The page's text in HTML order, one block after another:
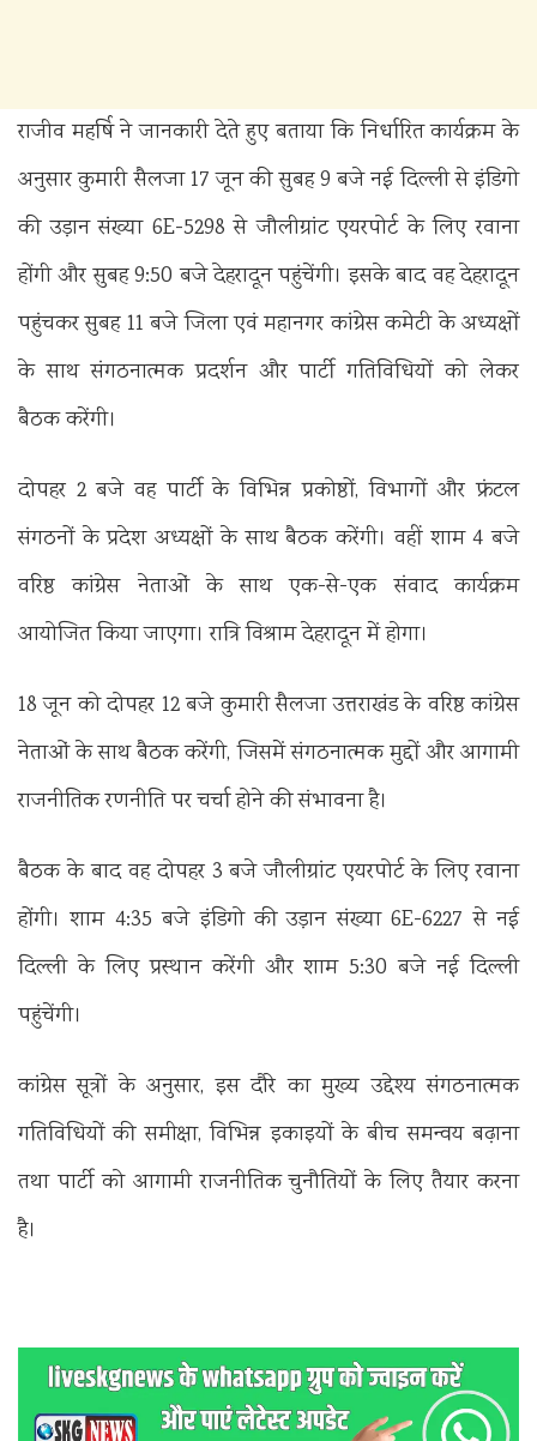
राजीव महर्षि ने जानकारी देते हुए बताया कि निर्धारित कार्यक्रम के
अनुसार कुमारी सैलजा 17 जून की सुबह 9 बजे नई दिल्ली से इंडिगो
की उड़ान संख्या 6E-5298 से जौलीग्रांट एयरपोर्ट के लिए रवाना
होंगी और सुबह 9:50 बजे देहरादून पहुंचेंगी। इसके बाद वह देहरादून
पहुंचकर सुबह 11 बजे जिला एवं महानगर कांग्रेस कमेटी के अध्यक्षों
के साथ संगठनात्मक प्रदर्शन और पार्टी गतिविधियों को लेकर
बैठक करेंगी।
दोपहर 2 बजे वह पार्टी के विभिन्न प्रकोष्ठों, विभागों और फ्रंटल
संगठनों के प्रदेश अध्यक्षों के साथ बैठक करेंगी। वहीं शाम 4 बजे
वरिष्ठ कांग्रेस नेताओं के साथ एक-से-एक संवाद कार्यक्रम
आयोजित किया जाएगा। रात्रि विश्राम देहरादून में होगा।
18 जून को दोपहर 12 बजे कुमारी सैलजा उत्तराखंड के वरिष्ठ कांग्रेस
नेताओं के साथ बैठक करेंगी, जिसमें संगठनात्मक मुद्दों और आगामी
राजनीतिक रणनीति पर चर्चा होने की संभावना है।
बैठक के बाद वह दोपहर 3 बजे जौलीग्रांट एयरपोर्ट के लिए रवाना
होंगी। शाम 4:35 बजे इंडिगो की उड़ान संख्या 6E-6227 से नई
दिल्ली के लिए प्रस्थान करेंगी और शाम 5:30 बजे नई दिल्ली
पहुंचेंगी।
कांग्रेस सूत्रों के अनुसार, इस दौरे का मुख्य उद्देश्य संगठनात्मक
गतिविधियों की समीक्षा, विभिन्न इकाइयों के बीच समन्वय बढ़ाना
तथा पार्टी को आगामी राजनीतिक चुनौतियों के लिए तैयार करना
है।